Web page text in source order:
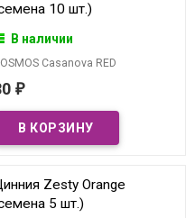
10 шт.)
В наличии
Casanova RED
₽
Zesty Orange
5 шт.)